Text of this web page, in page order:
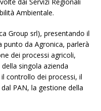
Ambientale.
Group srl), presentando il
punto da Agronica, parlerà
dei processi agricoli,
singola azienda
controllo dei processi, il
PAN, la gestione della